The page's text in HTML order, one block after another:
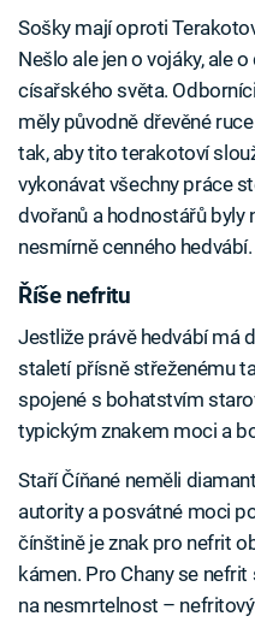
Sošky mají oproti
Nešlo ale jen o vojáky, ale
císařského světa.
měly původně dřevěné
tak, aby tito terakotoví
vykonávat všechny práce
dvořanů a hodnostářů byly
nesmírně cenného hedvábí.
Říše nefritu
Jestliže právě hedvábí má
staletí přísně střeženému
spojené s bohatstvím
typickým znakem moci a
Staří Číňané neměli
autority a posvátné moci
čínštině je znak pro nefrit
kámen. Pro Chany se
na nesmrtelnost –